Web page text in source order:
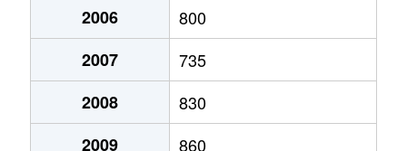
あいの里２条
700万円
あいの里２条
250万円
あいの里２条
150万円
あいの里２条
400万円
2006
800
2007
735
2008
830
2009
860